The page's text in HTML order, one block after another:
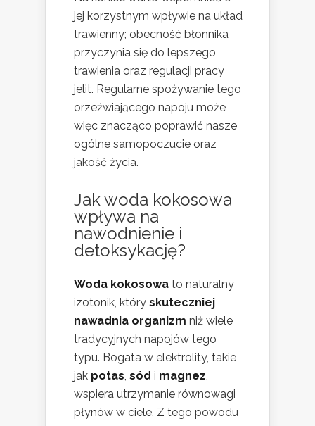
jej korzystnym wpływie na układ
trawienny; obecność błonnika
przyczynia się do lepszego
trawienia oraz regulacji pracy
jelit. Regularne spożywanie tego
orzeźwiającego napoju może
więc znacząco poprawić nasze
ogólne samopoczucie oraz
jakość życia.
Jak woda kokosowa
wpływa na
nawodnienie i
detoksykację?
Woda kokosowa to naturalny
izotonik, który skuteczniej
nawadnia organizm niż wiele
tradycyjnych napojów tego
typu. Bogata w elektrolity, takie
jak potas sód i magnez
wspiera utrzymanie równowagi
płynów w ciele. Z tego powodu